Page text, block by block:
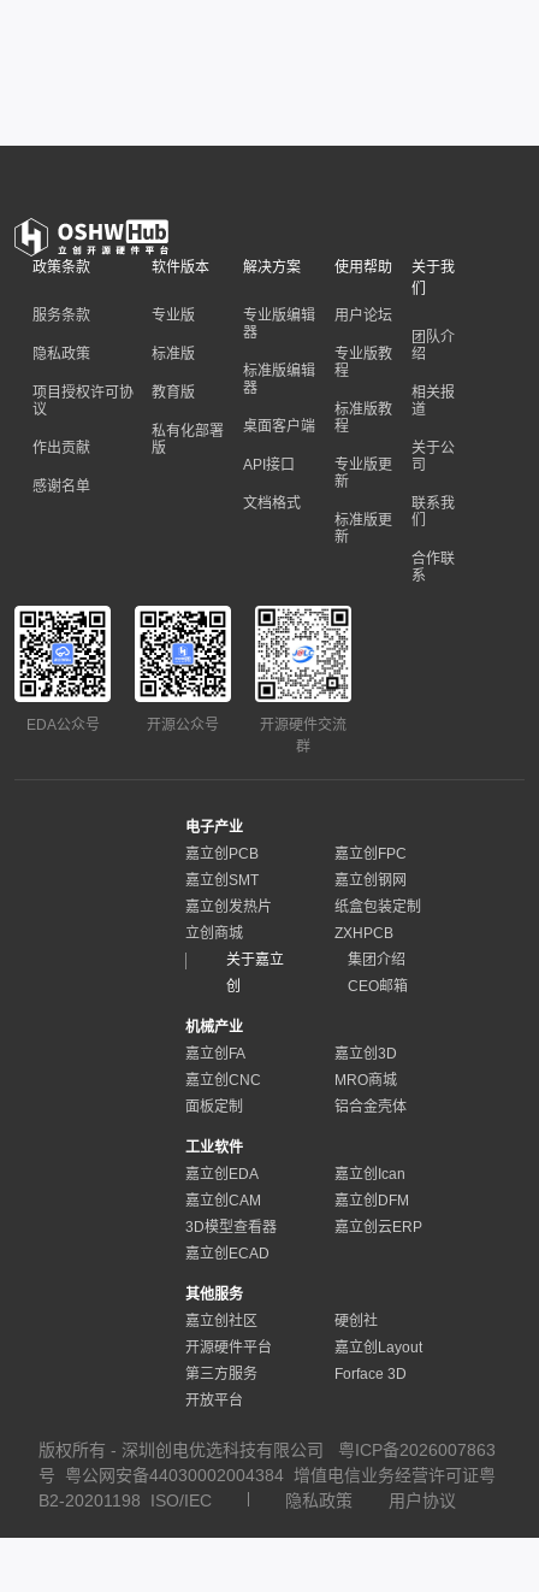
政策条款
服务条款
隐私政策
项目授权许可协
议
作出贡献
感谢名单
软件版本
专业版
标准版
教育版
私有化部署
版
解决方案
专业版编辑
器
标准版编辑
器
桌面客户端
API接口
文档格式
使用帮助
用户论坛
专业版教
程
标准版教
程
专业版更
新
标准版更
新
关于我
们
团队介
绍
相关报
道
关于公
司
联系我
们
合作联
系
EDA公众号 开源公众号
开源硬件交流
群
电子产业
嘉立创PCB
嘉立创FPC
嘉立创SMT
嘉立创钢网
嘉立创发热片
纸盒包装定制
立创商城
ZXHPCB
关于嘉立
创
集团介绍
CEO邮箱
机械产业
嘉立创FA
嘉立创3D
嘉立创CNC
MRO商城
面板定制
铝合金壳体
工业软件
嘉立创EDA
嘉立创Ican
嘉立创CAM
嘉立创DFM
3D模型查看器
嘉立创云ERP
嘉立创ECAD
其他服务
嘉立创社区
硬创社
开源硬件平台
嘉立创Layout
第三方服务
Forface 3D
开放平台
版权所有 - 深圳创电优选科技有限公司
粤ICP备2026007863
号
粤公网安备44030002004384 增值电信业务经营许可证粤
B2-20201198
ISO/IEC 隐私政策 用户协议